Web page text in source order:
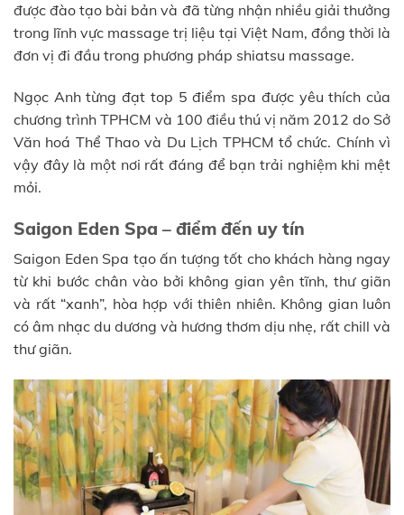
được đào tạo bài bản và đã từng nhận nhiều giải thưởng
trong lĩnh vực massage trị liệu tại Việt Nam, đồng thời là
đơn vị đi đầu trong phương pháp shiatsu massage.
Ngọc Anh từng đạt top 5 điểm spa được yêu thích của
chương trình TPHCM và 100 điều thú vị năm 2012 do Sở
Văn hoá Thể Thao và Du Lịch TPHCM tổ chức. Chính vì
vậy đây là một nơi rất đáng để bạn trải nghiệm khi mệt
mỏi.
Saigon Eden Spa – điểm đến uy tín
Saigon Eden Spa tạo ấn tượng tốt cho khách hàng ngay
từ khi bước chân vào bởi không gian yên tĩnh, thư giãn
và rất “xanh”, hòa hợp với thiên nhiên. Không gian luôn
có âm nhạc du dương và hương thơm dịu nhẹ, rất chill và
thư giãn.